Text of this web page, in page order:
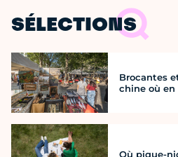
SÉLECTIONS
Brocantes
chine où en
Où pique-